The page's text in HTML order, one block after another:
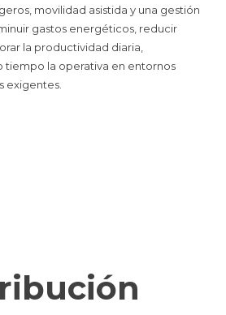
movilidad asistida y una gestión
gastos energéticos, reducir
la productividad diaria,
tiempo la operativa en entornos
exigentes.